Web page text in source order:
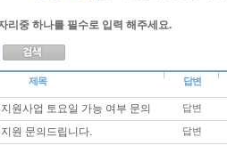
리중 하나를 필수로 입력 해주세요.
제목 답변
원사업 토요일 가능 여부 문의 답변
원 문의드립니다. 답변